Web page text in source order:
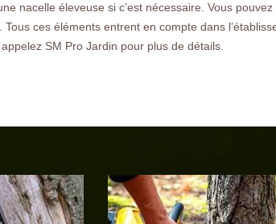
nacelle éleveuse si c’est nécessaire. Vous
ces éléments entrent en compte dans
SM Pro Jardin pour plus de détails.